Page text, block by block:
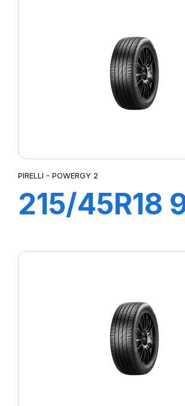
PIRELLI - POWERGY 2
215/45R18